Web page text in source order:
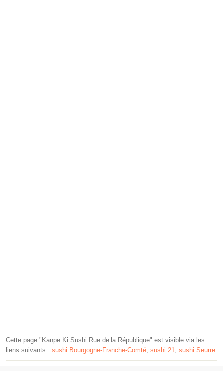
Cette page "Kanpe Ki Sushi Rue de la République" est visible via les
liens suivants : sushi Bourgogne-Franche-Comté sushi 21 sushi Seurre